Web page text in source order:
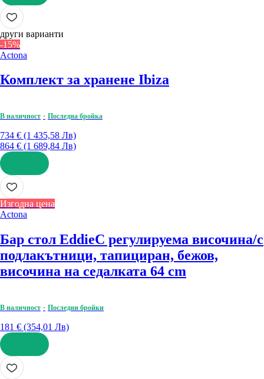
ДОБАВИ
други варианти
-15%
Actona
Комплект за хранене Ibiza
В наличност Последна бройка
734 € (1 435,58 Лв)
864 € (1 689,84 Лв)
ДОБАВИ
Изгодна цена
Actona
Бар стол EddieС регулируема височина/с
подлакътници, тапициран, бежов,
височина на седалката 64 cm
В наличност Последни бройки
181 € (354,01 Лв)
ДОБАВИ